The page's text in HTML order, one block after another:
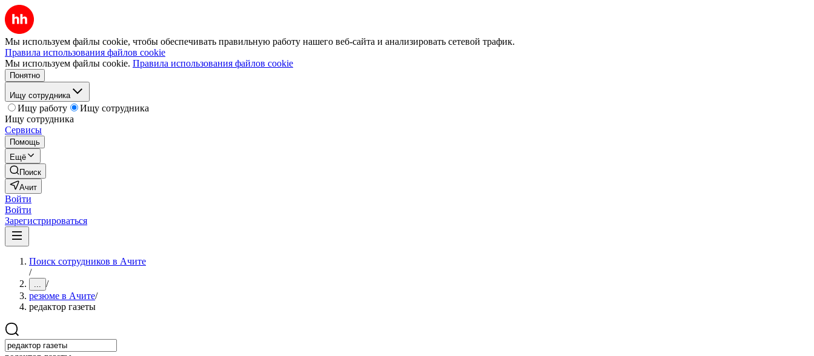
Мы используем файлы cookie, чтобы обеспечивать правильную работу нашего веб-сайта и анализировать сетевой трафик.
Правила использования файлов cookie
Мы используем файлы cookie. Правила использования файлов cookie
Понятно
Ищу сотрудника
Ищу работу
Ищу сотрудника
Ищу сотрудника
Сервисы
Помощь
Ещё
Поиск
Ачит
Войти
Войти
Зарегистрироваться
Поиск сотрудников в Ачите
/
... /
резюме в Ачите/
редактор газеты